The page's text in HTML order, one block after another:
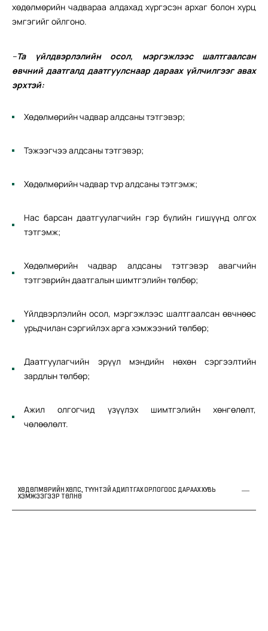
хөдөлмөрийн чадвараа алдахад хүргэсэн архаг болон хурц
эмгэгийг ойлгоно.
–Та үйлдвэрлэлийн осол, мэргэжлээс шалтгаалсан
өвчний даатгалд даатгуулснаар дараах үйлчилгээг авах
эрхтэй:
Хөдөлмөрийн чадвар алдсаны тэтгэвэр;
Тэжээгчээ алдсаны тэтгэвэр;
Хөдөлмөрийн чадвар тvр алдсаны тэтгэмж;
Нас барсан даатгуулагчийн гэр бүлийн гишүүнд олгох
тэтгэмж;
Хөдөлмөрийн чадвар алдсаны тэтгэвэр авагчийн
тэтгэврийн даатгалын шимтгэлийн төлбөр;
Үйлдвэрлэлийн осол, мэргэжлээс шалтгаалсан өвчнөөс
урьдчилан сэргийлэх арга хэмжээний төлбөр;
Даатгуулагчийн эрүүл мэндийн нөхөн сэргээлтийн
зардлын төлбөр;
Ажил олгогчид үзүүлэх шимтгэлийн хөнгөлөлт,
чөлөөлөлт.
ХӨДӨЛМӨРИЙН ХӨЛС, ТҮҮНТЭЙ АДИЛТГАХ ОРЛОГООС ДАРААХ ХУВЬ
ХЭМЖЭЭГЭЭР ТӨЛНӨ